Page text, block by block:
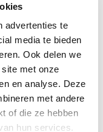
advertenties te
media te bieden
Ook delen we
met onze
en analyse. Deze
met andere
of die ze hebben
hun services.
in laatste